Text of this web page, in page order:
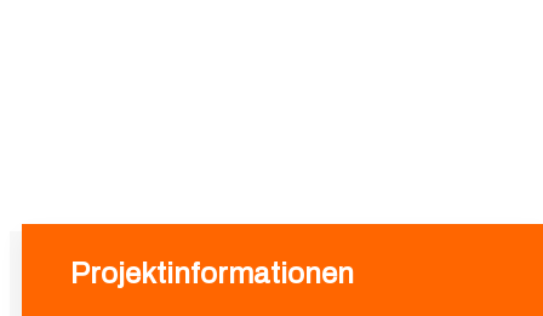
Projektinformationen